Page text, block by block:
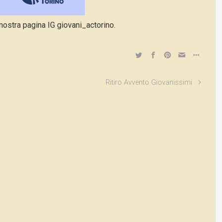
pagina IG giovani_actorino.
Ritiro Avvento Giovanissimi